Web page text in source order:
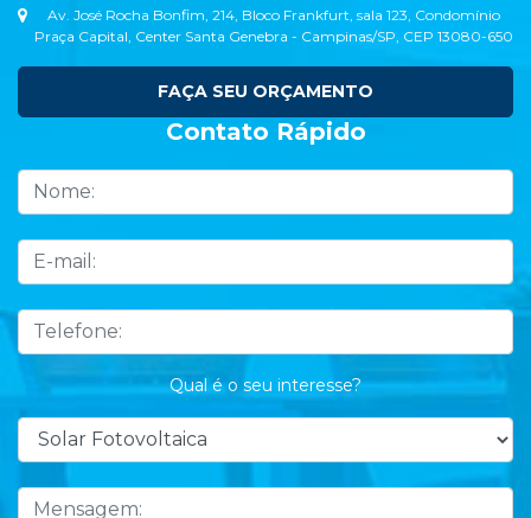
Av. José Rocha Bonfim, 214, Bloco Frankfurt, sala 123, Condomínio
Praça Capital, Center Santa Genebra - Campinas/SP, CEP 13080-650
FAÇA SEU ORÇAMENTO
Contato Rápido
Qual é o seu interesse?